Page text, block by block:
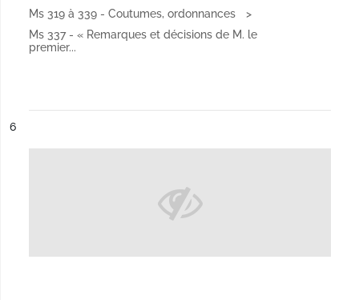
Ms 319 à 339 - Coutumes, ordonnances
Ms 337 - « Remarques et décisions de M. le
premier...
n°
6